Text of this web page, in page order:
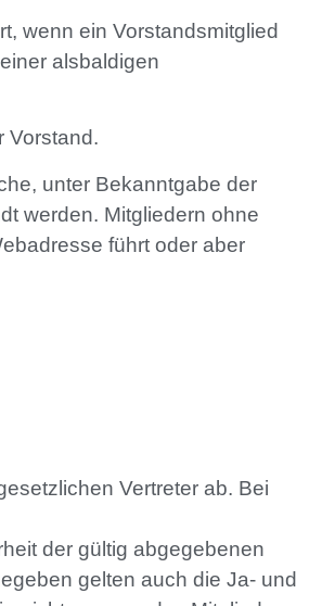
wenn ein Vorstandsmitglied
alsbaldigen
Vorstand.
unter Bekanntgabe der
werden. Mitgliedern ohne
führt oder aber
Vertreter ab. Bei
der gültig abgegebenen
gelten auch die Ja- und